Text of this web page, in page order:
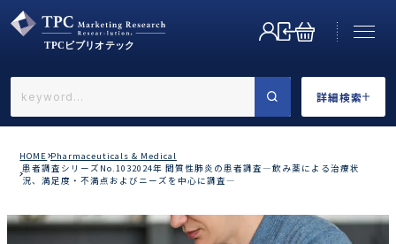
詳細検索
←戻る
HOME Pharmaceuticals & Medical
患者調査シリーズNo.1032024年 間質性肺炎の患者調査―飲み薬による治療状
況、満足度・不満点およびニーズを中心に調査―